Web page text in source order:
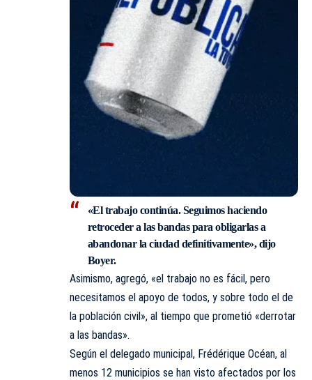
«El trabajo continúa. Seguimos haciendo
retroceder a las bandas para obligarlas a
abandonar la ciudad definitivamente», dijo
Boyer.
Asimismo, agregó, «el trabajo no es fácil, pero
necesitamos el apoyo de todos, y sobre todo el de
la población civil», al tiempo que prometió «derrotar
a las bandas».
Según el delegado municipal, Frédérique Océan, al
menos 12 municipios se han visto afectados por los